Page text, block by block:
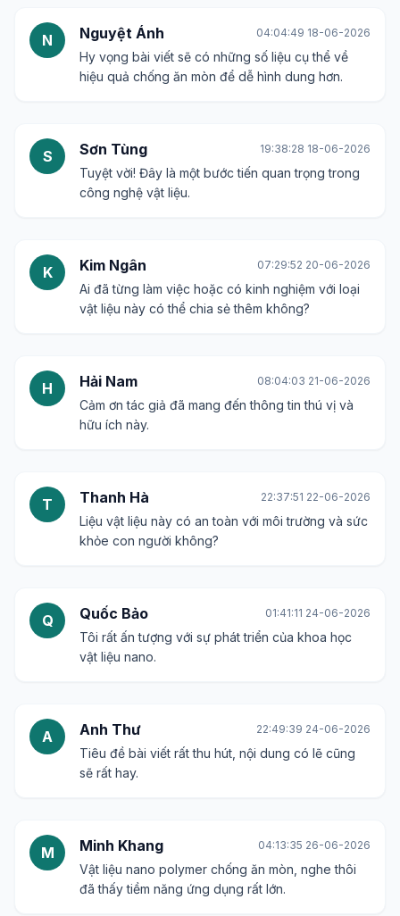
N Nguyệt Ánh 04:04:49 18-06-2026
Hy vọng bài viết sẽ có những số liệu cụ thể về
hiệu quả chống ăn mòn để dễ hình dung hơn.
S Sơn Tùng 19:38:28 18-06-2026
Tuyệt vời! Đây là một bước tiến quan trọng trong
công nghệ vật liệu.
K Kim Ngân 07:29:52 20-06-2026
Ai đã từng làm việc hoặc có kinh nghiệm với loại
vật liệu này có thể chia sẻ thêm không?
H Hải Nam 08:04:03 21-06-2026
Cảm ơn tác giả đã mang đến thông tin thú vị và
hữu ích này.
T Thanh Hà 22:37:51 22-06-2026
Liệu vật liệu này có an toàn với môi trường và sức
khỏe con người không?
Q Quốc Bảo 01:41:11 24-06-2026
Tôi rất ấn tượng với sự phát triển của khoa học
vật liệu nano.
A Anh Thư 22:49:39 24-06-2026
Tiêu đề bài viết rất thu hút, nội dung có lẽ cũng
sẽ rất hay.
M Minh Khang 04:13:35 26-06-2026
Vật liệu nano polymer chống ăn mòn, nghe thôi
đã thấy tiềm năng ứng dụng rất lớn.